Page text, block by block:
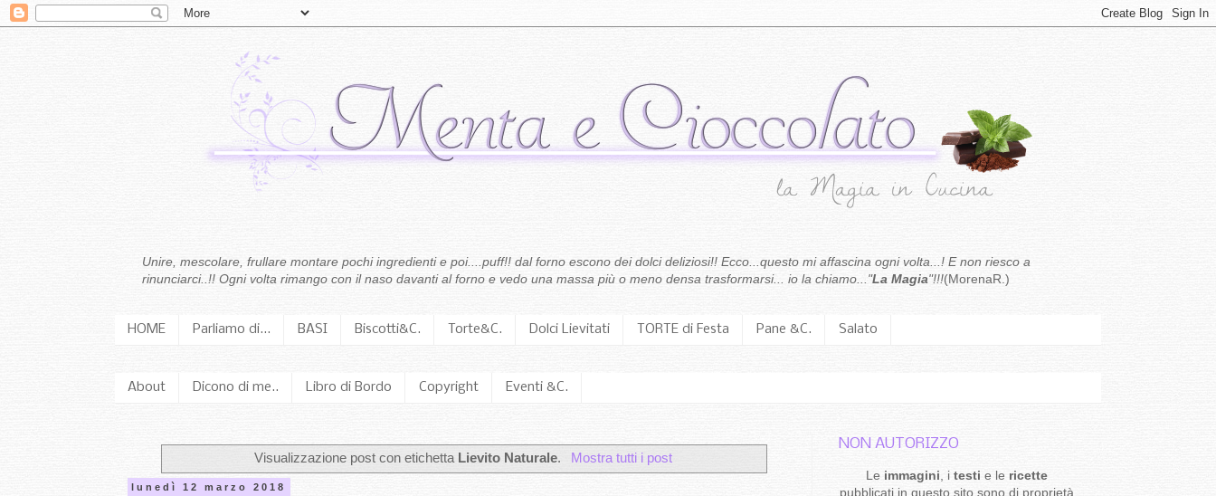
Unire, mescolare, frullare montare pochi ingredienti e poi....puff!! dal forno escono dei dolci deliziosi!! Ecco...questo mi affascina ogni volta...! E non riesco a
rinunciarci..!! Ogni volta rimango con il naso davanti al forno e vedo una massa più o meno densa trasformarsi... io la chiamo..."La Magia"!!!(MorenaR.)
HOME Parliamo di... BASI Biscotti&C. Torte&C. Dolci Lievitati TORTE di Festa Pane &C. Salato
About Dicono di me.. Libro di Bordo Copyright Eventi &C.
Visualizzazione post con etichetta Lievito Naturale. Mostra tutti i post
lunedì 12 marzo 2018
NON AUTORIZZO
Le immagini , i testi e le ricette
pubblicati in questo sito sono di proprietà